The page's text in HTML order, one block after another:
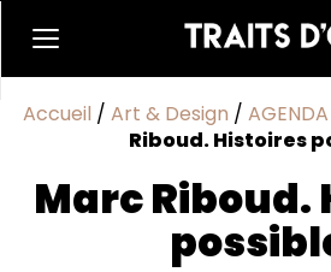
Accueil / Art & Design / AGENDA
Riboud. Histoires
Marc Riboud.